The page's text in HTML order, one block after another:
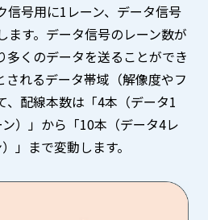
信号用に1レーン、データ信号
ます。データ信号のレーン数が
多くのデータを送ることができ
されるデータ帯域（解像度やフ
、配線本数は「4本（データ1
）」から「10本（データ4レ
」まで変動します。